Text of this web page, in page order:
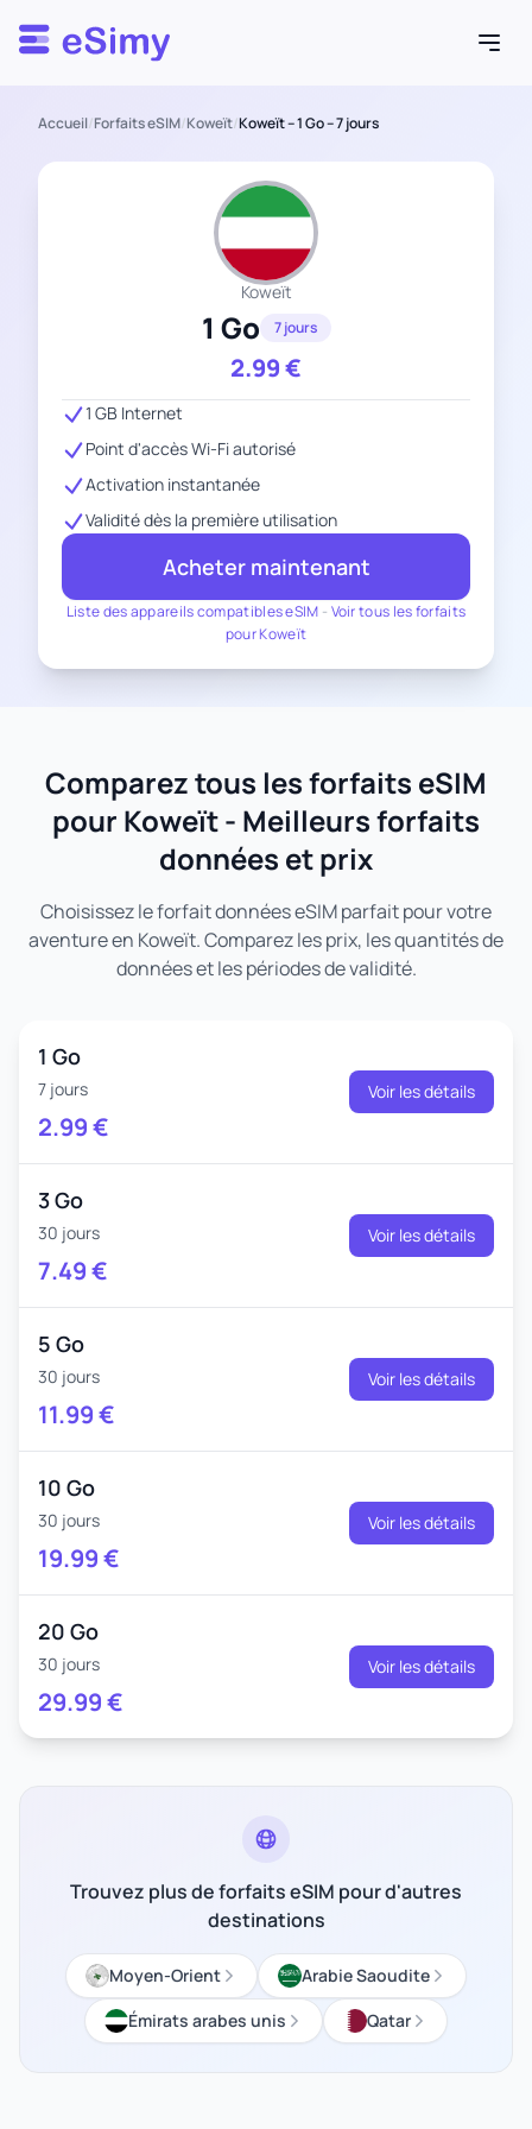
Esimy
Accueil/Forfaits eSIM/Koweït/Koweït – 1 Go – 7 jours
Koweït
1 Go 7 jours
2.99€
Liste des appareils compatibles eSIM - Voir tous les forfaits
pour Koweït
1 GB Internet
Point d'accès Wi-Fi autorisé
Activation instantanée
Validité dès la première utilisation
Acheter maintenant
Comparez tous les forfaits eSIM
pour Koweït - Meilleurs forfaits
données et prix
Choisissez le forfait données eSIM parfait pour votre
aventure en Koweït. Comparez les prix, les quantités de
données et les périodes de validité.
1 Go
7 jours
2.99€
Voir les détails
3 Go
30 jours
7.49€
Voir les détails
5 Go
30 jours
11.99€
Voir les détails
10 Go
30 jours
19.99€
Voir les détails
20 Go
30 jours
29.99€
Voir les détails
Trouvez plus de forfaits eSIM pour d'autres
destinations
Moyen-Orient
Arabie Saoudite
Émirats arabes unis
Qatar